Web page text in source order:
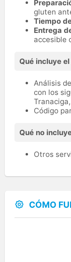
gluten
Tiempo
Entrega
accesible
Qué incluye
Análisis
con los
Código
Qué no
Otros
CÓMO